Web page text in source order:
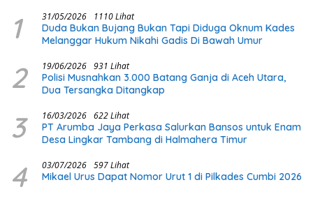
1 31/05/2026 1110 Lihat
Duda Bukan Bujang Bukan Tapi Diduga Oknum Kades
Melanggar Hukum Nikahi Gadis Di Bawah Umur
2 19/06/2026 931 Lihat
Polisi Musnahkan 3.000 Batang Ganja di Aceh Utara,
Dua Tersangka Ditangkap
3 16/03/2026 622 Lihat
PT Arumba Jaya Perkasa Salurkan Bansos untuk Enam
Desa Lingkar Tambang di Halmahera Timur
4 03/07/2026 597 Lihat
Mikael Urus Dapat Nomor Urut 1 di Pilkades Cumbi 2026